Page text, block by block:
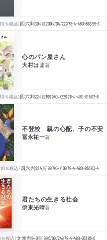
10％税込）四六判304頁2004/04/22978-4-480-86355-3
心のパン屋さん
大村はま著
10％税込）四六判224頁1999/04/22978-4-480-81607-8
不登校 親の心配、子の不安
冨永祐一著
10％税込）四六判224頁1997/04/10978-4-480-86303-4
君たちの生きる社会
伊東光晴著
％税込）文庫判240頁1996/09/24978-4-480-03186-0